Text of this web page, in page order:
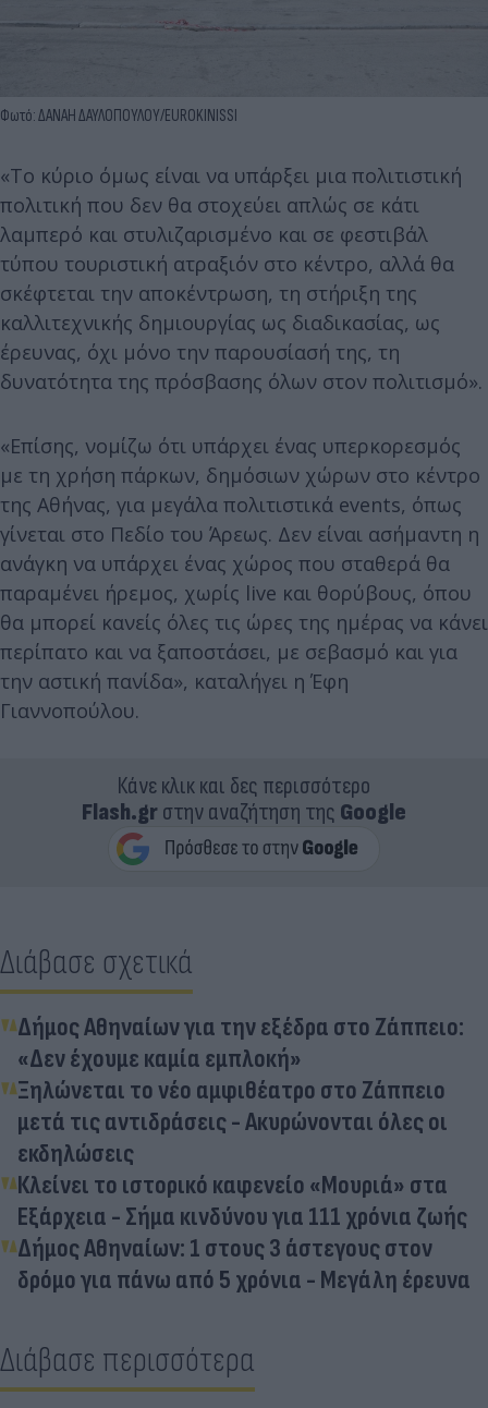
Φωτό: ΔΑΝΑΗ ΔΑΥΛΟΠΟΥΛΟΥ/EUROKINISSI
«Το κύριο όμως είναι να υπάρξει μια πολιτιστική
πολιτική που δεν θα στοχεύει απλώς σε κάτι
λαμπερό και στυλιζαρισμένο και σε φεστιβάλ
τύπου τουριστική ατραξιόν στο κέντρο, αλλά θα
σκέφτεται την αποκέντρωση, τη στήριξη της
καλλιτεχνικής δημιουργίας ως διαδικασίας, ως
έρευνας, όχι μόνο την παρουσίασή της, τη
δυνατότητα της πρόσβασης όλων στον πολιτισμό».
«Επίσης, νομίζω ότι υπάρχει ένας υπερκορεσμός
με τη χρήση πάρκων, δημόσιων χώρων στο κέντρο
της Αθήνας, για μεγάλα πολιτιστικά events, όπως
γίνεται στο Πεδίο του Άρεως. Δεν είναι ασήμαντη η
ανάγκη να υπάρχει ένας χώρος που σταθερά θα
παραμένει ήρεμος, χωρίς live και θορύβους, όπου
θα μπορεί κανείς όλες τις ώρες της ημέρας να κάνει
περίπατο και να ξαποστάσει, με σεβασμό και για
την αστική πανίδα», καταλήγει η Έφη
Γιαννοπούλου.
Κάνε κλικ και δες περισσότερο
Flash.grστην αναζήτηση της Google
Διάβασε σχετικά
Δήμος Αθηναίων για την εξέδρα στο Ζάππειο:
«Δεν έχουμε καμία εμπλοκή»
Ξηλώνεται το νέο αμφιθέατρο στο Ζάππειο
μετά τις αντιδράσεις - Ακυρώνονται όλες οι
εκδηλώσεις
Κλείνει το ιστορικό καφενείο «Μουριά» στα
Εξάρχεια - Σήμα κινδύνου για 111 χρόνια ζωής
Δήμος Αθηναίων: 1 στους 3 άστεγους στον
δρόμο για πάνω από 5 χρόνια - Μεγάλη έρευνα
Διάβασε περισσότερα